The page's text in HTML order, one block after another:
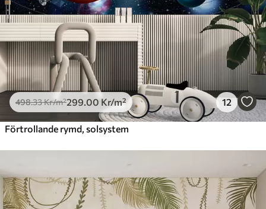
498.33Kr/m²299 .00 Kr/m² 12
Förtrollande rymd, solsystem